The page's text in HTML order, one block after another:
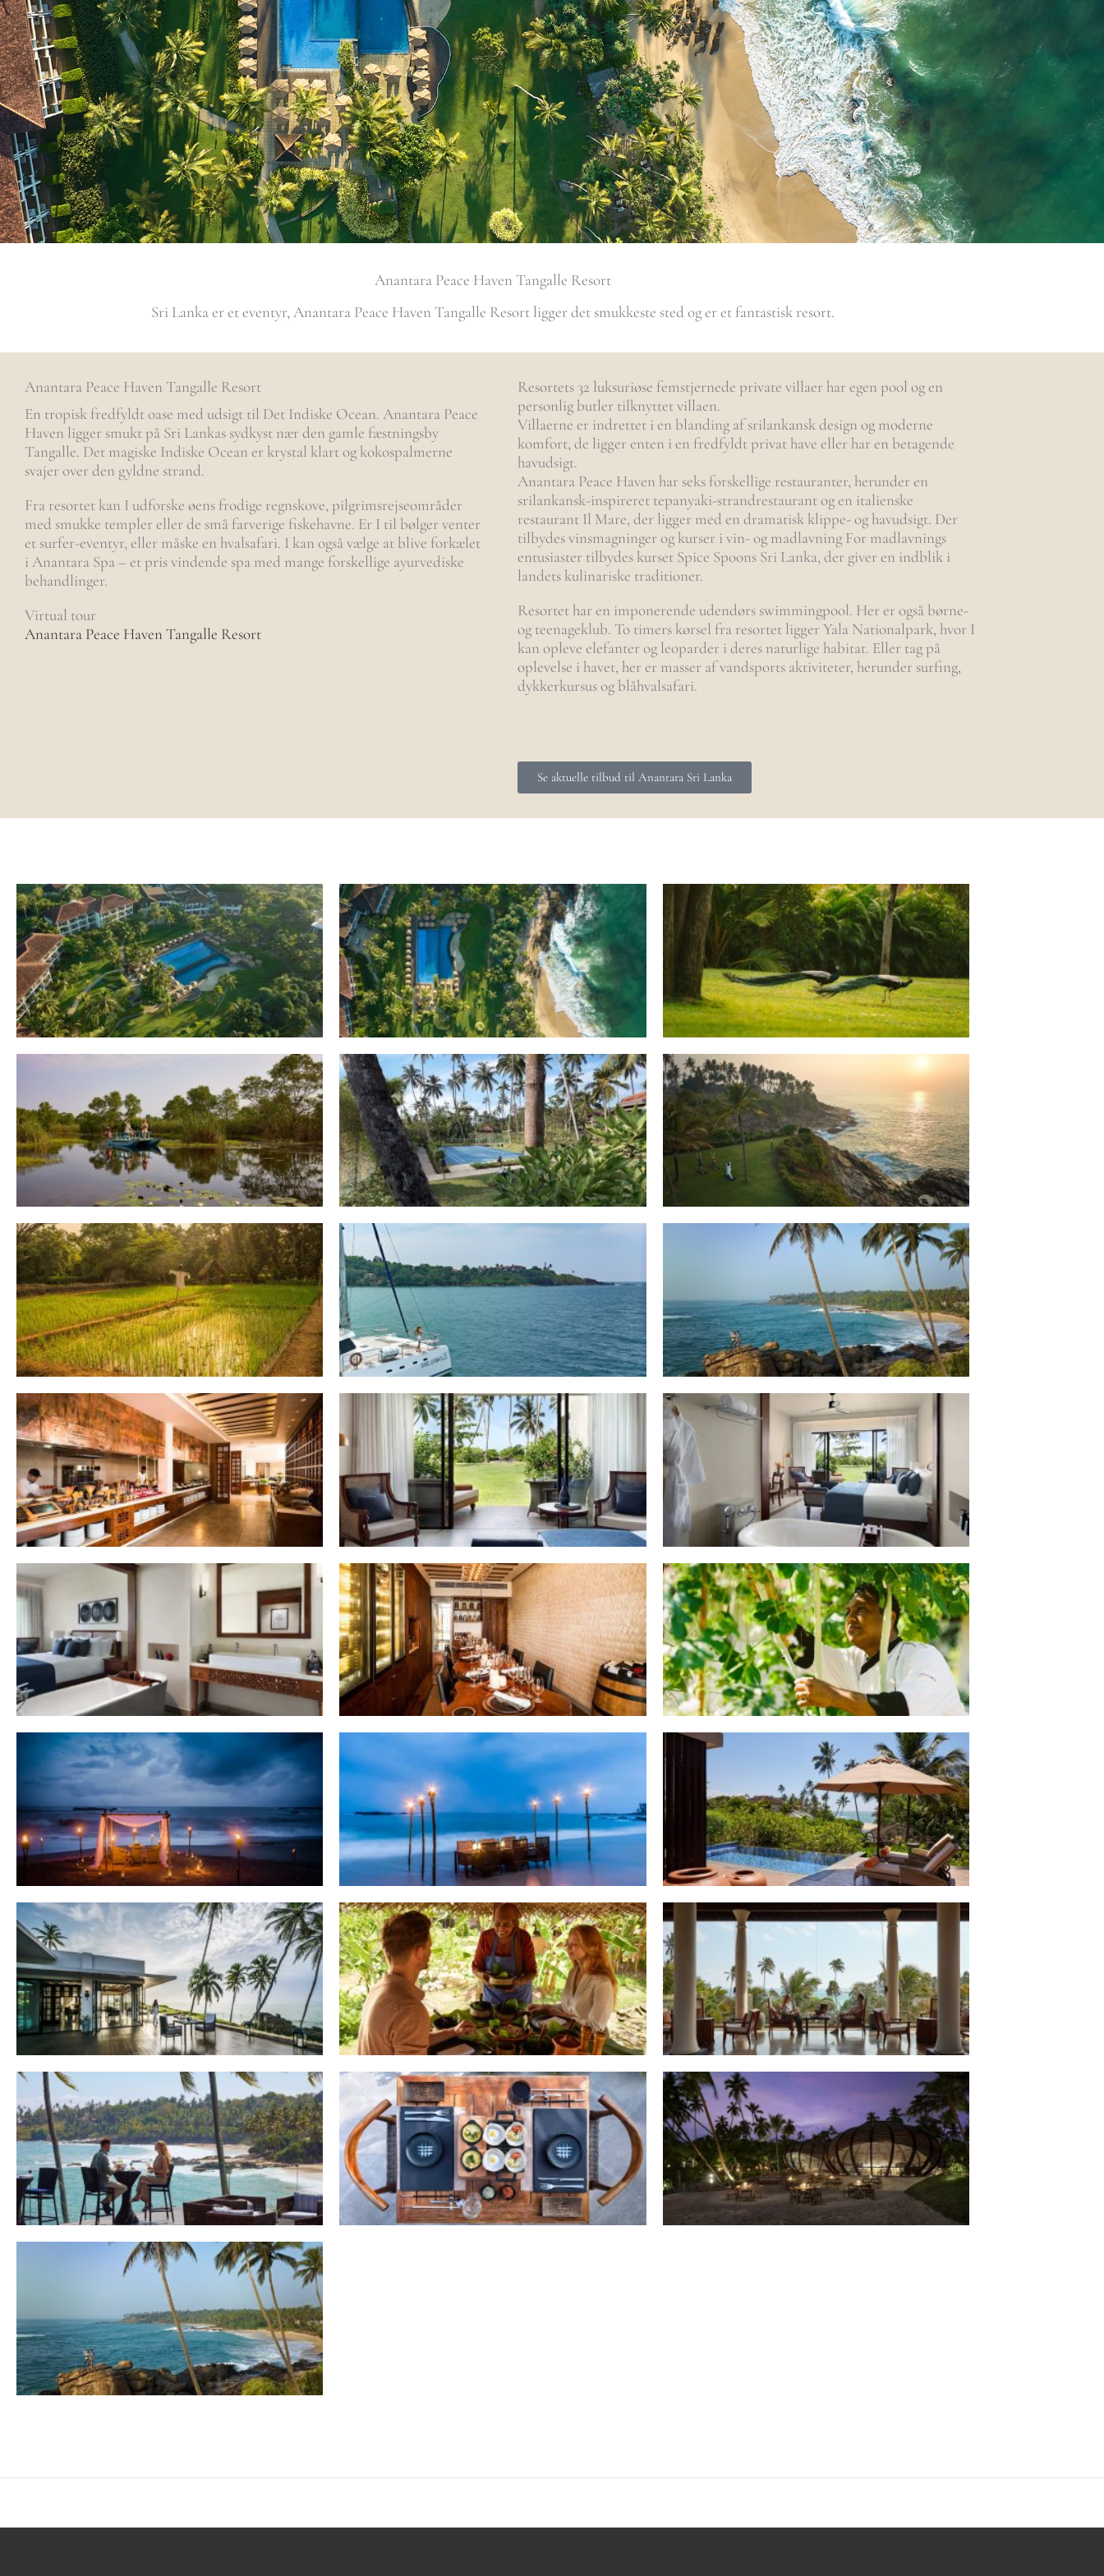
Anantara Peace Haven Tangalle Resort
Sri Lanka er et eventyr, Anantara Peace Haven Tangalle Resort ligger det smukkeste sted og er et fantastisk resort.
Anantara Peace Haven Tangalle Resort
En tropisk fredfyldt oase med udsigt til Det Indiske Ocean. Anantara Peace
Haven ligger smukt på Sri Lankas sydkyst nær den gamle fæstningsby
Tangalle. Det magiske Indiske Ocean er krystal klart og kokospalmerne
svajer over den gyldne strand.
Fra resortet kan I udforske øens frodige regnskove, pilgrimsrejseområder
med smukke templer eller de små farverige fiskehavne. Er I til bølger venter
et surfer-eventyr, eller måske en hvalsafari. I kan også vælge at blive forkælet
i Anantara Spa – et pris vindende spa med mange forskellige ayurvediske
behandlinger.
Virtual tour
Anantara Peace Haven Tangalle Resort
Resortets 32 luksuriøse femstjernede private villaer har egen pool og en
personlig butler tilknyttet villaen.
Villaerne er indrettet i en blanding af srilankansk design og moderne
komfort, de ligger enten i en fredfyldt privat have eller har en betagende
havudsigt.
Anantara Peace Haven har seks forskellige restauranter, herunder en
srilankansk-inspireret tepanyaki-strandrestaurant og en italienske
restaurant Il Mare, der ligger med en dramatisk klippe- og havudsigt. Der
tilbydes vinsmagninger og kurser i vin- og madlavning For madlavnings
entusiaster tilbydes kurset Spice Spoons Sri Lanka, der giver en indblik i
landets kulinariske traditioner.
Resortet har en imponerende udendørs swimmingpool. Her er også børne-
og teenageklub. To timers kørsel fra resortet ligger Yala Nationalpark, hvor I
kan opleve elefanter og leoparder i deres naturlige habitat. Eller tag på
oplevelse i havet, her er masser af vandsports aktiviteter, herunder surfing,
dykkerkursus og blåhvalsafari.
Se aktuelle tilbud til Anantara Sri Lanka